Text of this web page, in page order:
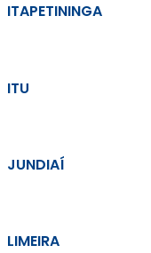
ITAPETININGA
ITU
JUNDIAÍ
LIMEIRA